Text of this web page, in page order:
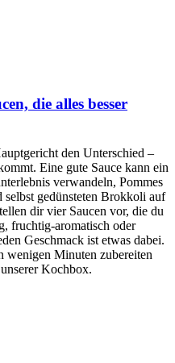
die alles besser
den Unterschied –
Eine gute Sauce kann ein
verwandeln, Pommes
selbst gedünsteten Brokkoli auf
dir vier Saucen vor, die du
fruchtig-aromatisch oder
Geschmack ist etwas dabei.
wenigen Minuten zubereiten
Kochbox.